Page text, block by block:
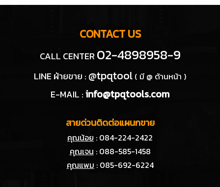
CONTACT US
CALL CENTER 02-4898958-9
LINE ฝ่ายขาย : @tpqtool ( มี @ ด้านหน้า )
E-MAIL :info@tpqtools.com
สายด่วนติดต่อแผนกขาย
คุณน้อย : 084-224-2422
คุณเจน : 088-585-1458
คุณแพม : 085-692-6224